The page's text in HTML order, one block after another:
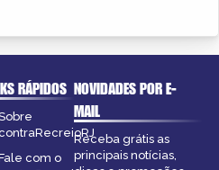
RÁPIDOS
com o
NOVIDADES POR E-
MAIL
Receba grátis as
principais notícias,